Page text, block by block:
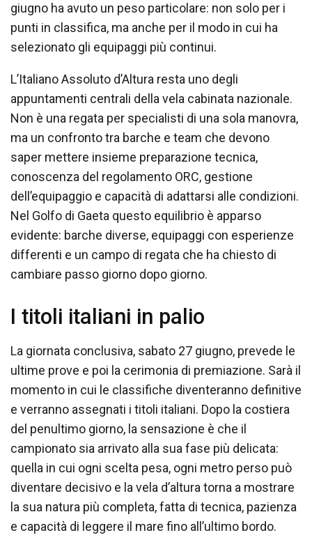
giugno ha avuto un peso particolare: non solo per i
punti in classifica, ma anche per il modo in cui ha
selezionato gli equipaggi più continui.
L’Italiano Assoluto d’Altura resta uno degli
appuntamenti centrali della vela cabinata nazionale.
Non è una regata per specialisti di una sola manovra,
ma un confronto tra barche e team che devono
saper mettere insieme preparazione tecnica,
conoscenza del regolamento ORC, gestione
dell’equipaggio e capacità di adattarsi alle condizioni.
Nel Golfo di Gaeta questo equilibrio è apparso
evidente: barche diverse, equipaggi con esperienze
differenti e un campo di regata che ha chiesto di
cambiare passo giorno dopo giorno.
I titoli italiani in palio
La giornata conclusiva, sabato 27 giugno, prevede le
ultime prove e poi la cerimonia di premiazione. Sarà il
momento in cui le classifiche diventeranno definitive
e verranno assegnati i titoli italiani. Dopo la costiera
del penultimo giorno, la sensazione è che il
campionato sia arrivato alla sua fase più delicata:
quella in cui ogni scelta pesa, ogni metro perso può
diventare decisivo e la vela d’altura torna a mostrare
la sua natura più completa, fatta di tecnica, pazienza
e capacità di leggere il mare fino all’ultimo bordo.